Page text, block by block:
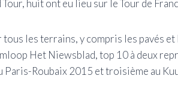
huit ont eu lieu sur le Tour de
les terrains, y compris les pavés et
Het Niewsblad, top 10 à deux
Paris-Roubaix 2015 et troisième au